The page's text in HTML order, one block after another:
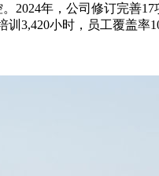
2024年，公司修订完善
3,420小时，员工覆盖率